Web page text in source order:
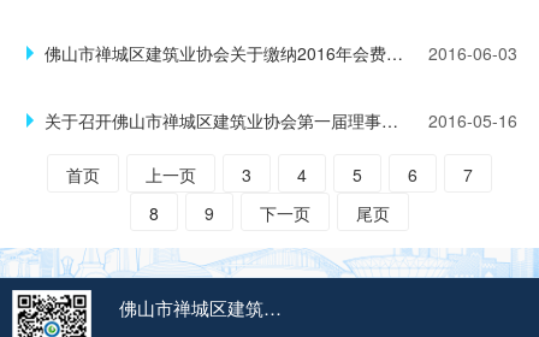
佛山市禅城区建筑业协会关于缴纳2016年会费的通知 2016-06-03
关于召开佛山市禅城区建筑业协会第一届理事会第四次会议的通知（禅建社秘字〔2016〕1号） 2016-05-16
首页 上一页 3 4 5 6
7
8
9 下一页 尾页
佛山市禅城区建筑业协会